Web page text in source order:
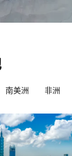
南美洲 非洲